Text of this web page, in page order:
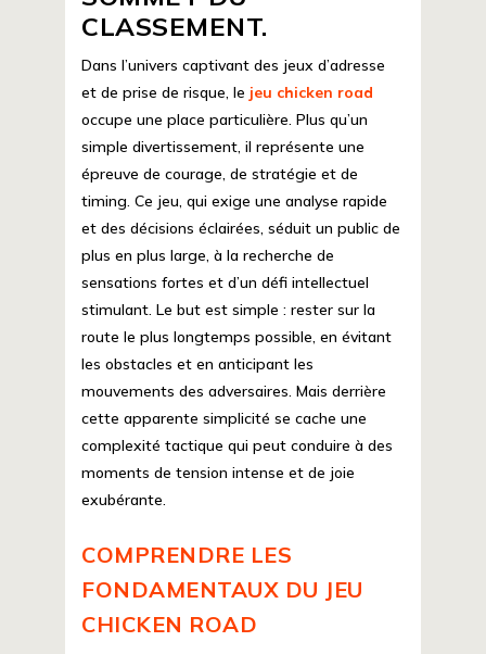
CLASSEMENT.
Dans l’univers captivant des jeux d’adresse
et de prise de risque, le jeu chicken road
occupe une place particulière. Plus qu’un
simple divertissement, il représente une
épreuve de courage, de stratégie et de
timing. Ce jeu, qui exige une analyse rapide
et des décisions éclairées, séduit un public de
plus en plus large, à la recherche de
sensations fortes et d’un défi intellectuel
stimulant. Le but est simple : rester sur la
route le plus longtemps possible, en évitant
les obstacles et en anticipant les
mouvements des adversaires. Mais derrière
cette apparente simplicité se cache une
complexité tactique qui peut conduire à des
moments de tension intense et de joie
exubérante.
COMPRENDRE LES
FONDAMENTAUX DU JEU
CHICKEN ROAD